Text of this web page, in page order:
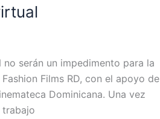
serán un impedimento para la
Films RD, con el apoyo de
Dominicana. Una vez
trabajo